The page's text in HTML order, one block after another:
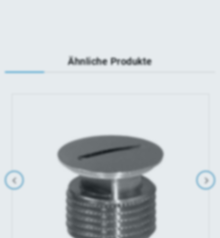
Ähnliche Produkte